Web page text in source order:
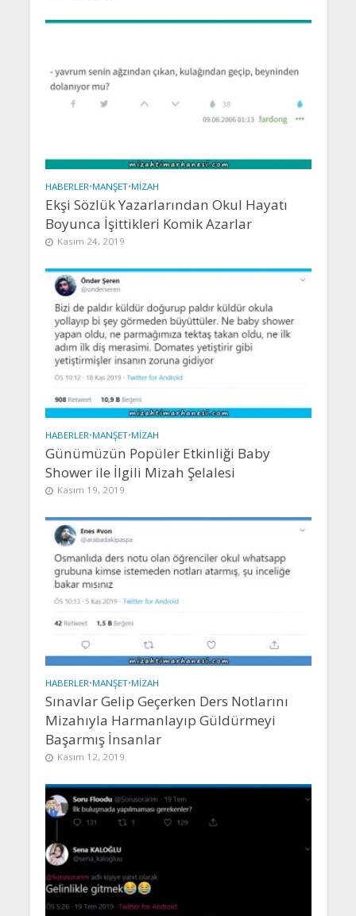
HABERLER•MANŞET•MIZAH
Ekşi Sözlük Yazarlarından Okul Hayatı
Boyunca İşittikleri Komik Azarlar
Kasım 24, 2019
HABERLER•MANŞET•MIZAH
Günümüzün Popüler Etkinliği Baby
Shower ile İlgili Mizah Şelalesi
Kasım 19, 2019
HABERLER•MANŞET•MIZAH
Sınavlar Gelip Geçerken Ders Notlarını
Mizahıyla Harmanlayıp Güldürmeyi
Başarmış İnsanlar
Kasım 12, 2019